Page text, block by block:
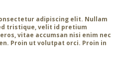
adipiscing elit. Nullam
tristique, velit id pretium
vitae accumsan nisi enim nec
Proin ut volutpat orci. Proin in